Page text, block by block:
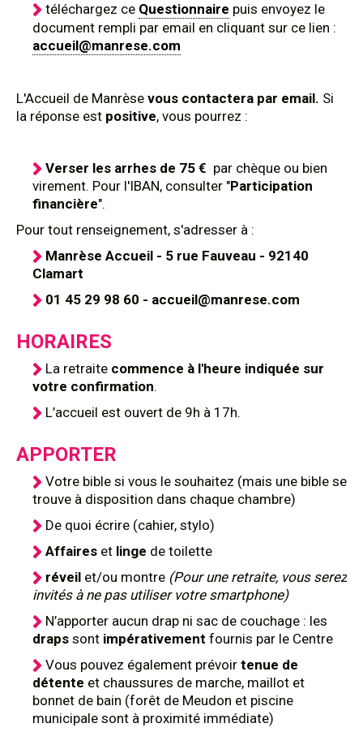
téléchargez ce Questionnaire puis envoyez le
document rempli par email en cliquant sur ce lien :
accueil@manrese.com
L'Accueil de Manrèse vous contactera par email. Si
la réponse est positive, vous pourrez :
Verser les arrhes de 75 € par chèque ou bien
virement. Pour l'IBAN, consulter "Participation
financière".
Pour tout renseignement, s'adresser à :
Manrèse Accueil - 5 rue Fauveau - 92140
Clamart
01 45 29 98 60 - accueil@manrese.com
HORAIRES
La retraite commence à l'heure indiquée sur
votre confirmation.
L’accueil est ouvert de 9h à 17h.
APPORTER
Votre bible si vous le souhaitez (mais une bible se
trouve à disposition dans chaque chambre)
De quoi écrire (cahier, stylo)
Affaires et linge de toilette
réveil et/ou montre (Pour une retraite, vous serez
invités à ne pas utiliser votre smartphone)
N’apporter aucun drap ni sac de couchage : les
draps sont impérativement fournis par le Centre
Vous pouvez également prévoir tenue de
détente et chaussures de marche, maillot et
bonnet de bain (forêt de Meudon et piscine
municipale sont à proximité immédiate)